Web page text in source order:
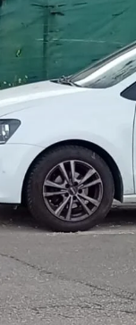
MENORCA
NN.GG.
Y
POLÍTICA